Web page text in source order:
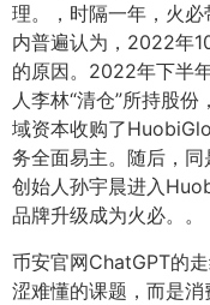
理。，时隔一年，火
内普遍认为，2022年
的原因。2022年下半
人李林“清仓”所持股
域资本收购了
务全面易主。随后，
创始人孙宇晨进入
品牌升级成为火必。。
币安官网ChatGPT的
涩难懂的课题，而是